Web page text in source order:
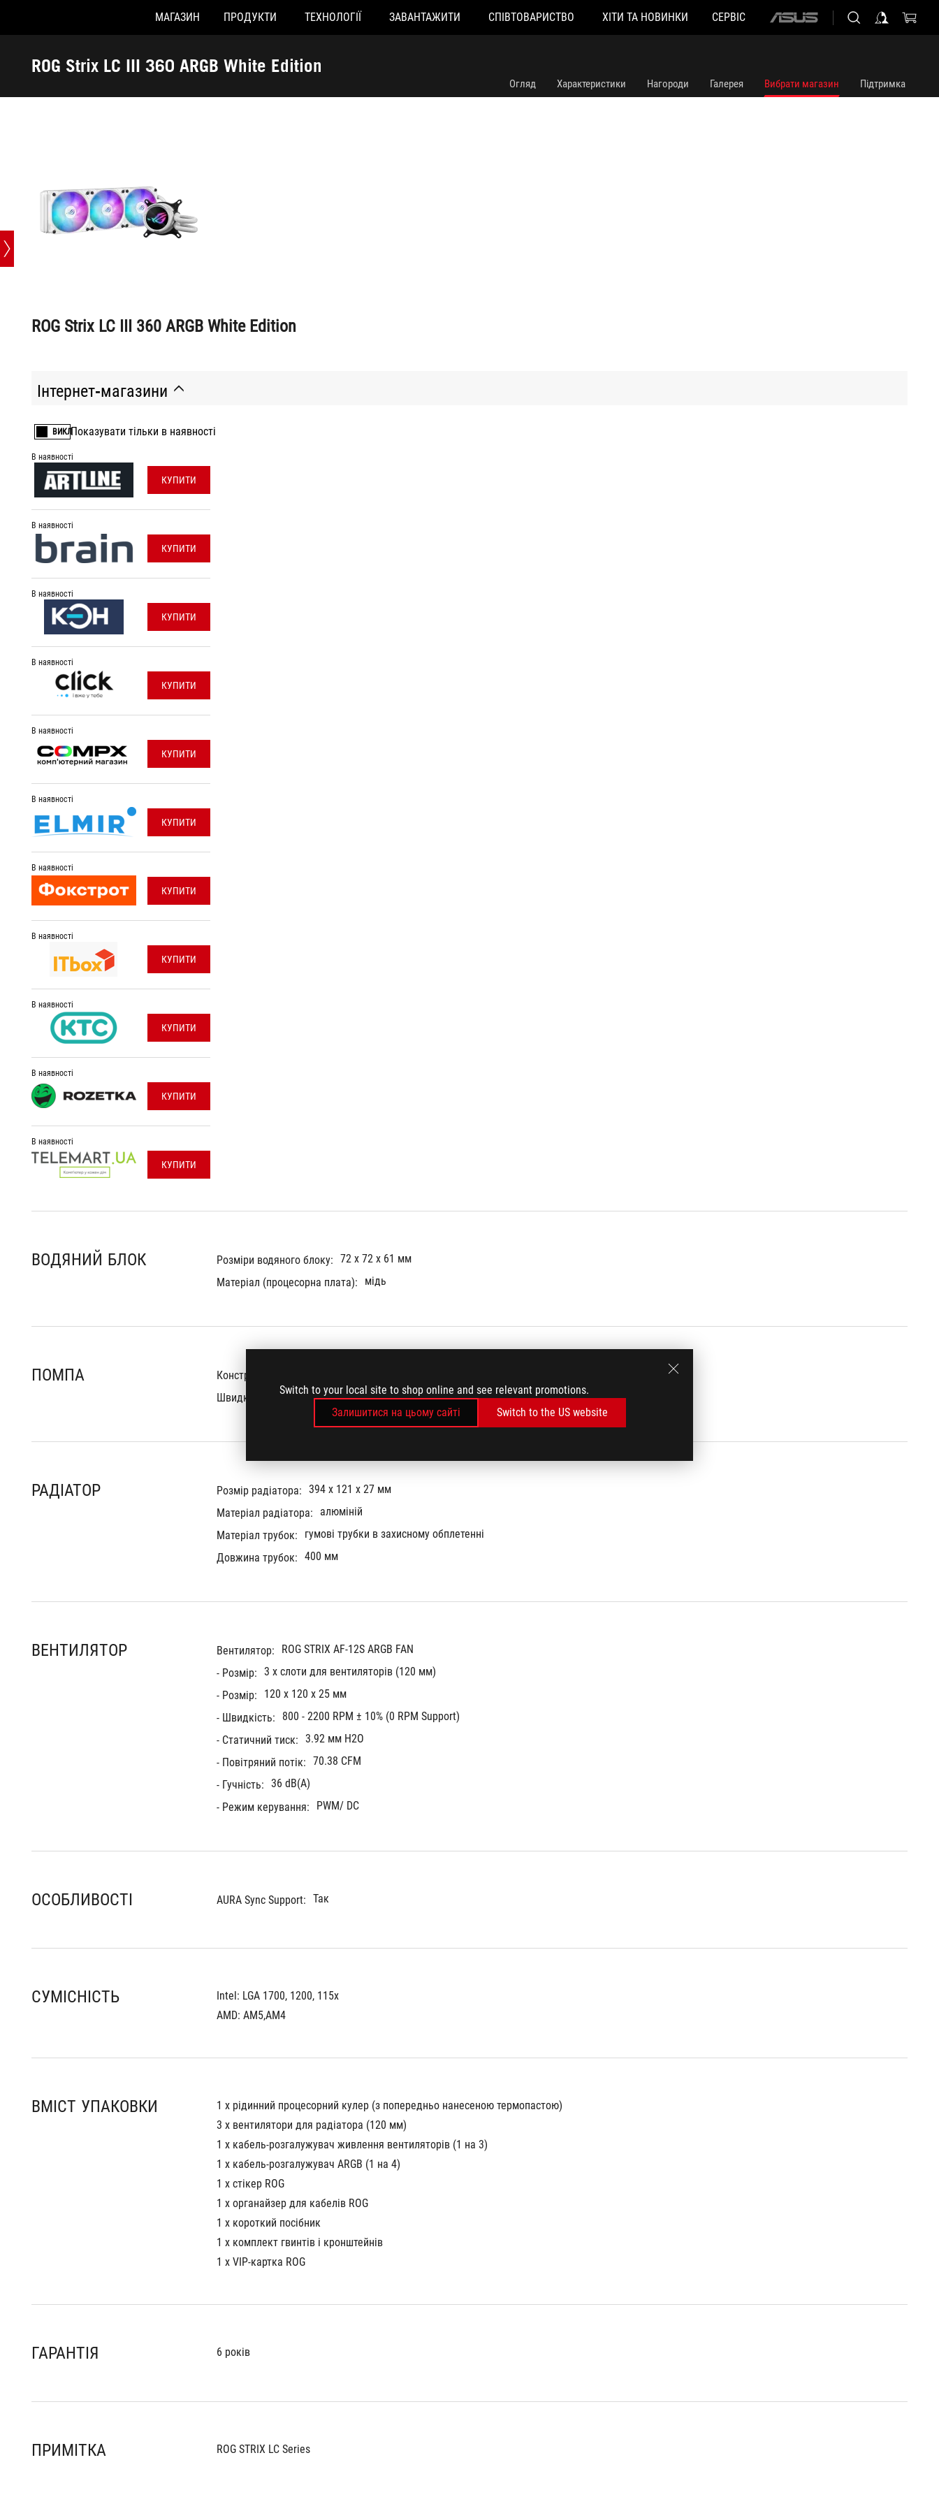
Switch to your local site to shop online and see relevant promotions.
Залишитися на цьому сайті
Switch to the US website
Accessibility links
МАГАЗИН ПРОДУКТИ ТЕХНОЛОГІЇ ЗАВАНТАЖИТИ СПІВТОВАРИСТВО ХІТИ ТА НОВИНКИ СЕРВІС
ASUS
ROG Strix LC III 360 ARGB White Edition
Огляд Характеристики Нагороди Галерея Вибрати магазин Підтримка
ROG Strix LC III 360 ARGB White Edition
Інтернет-магазини
ВИКЛПоказувати тільки в наявності
В наявності
КУПИТИ
В наявності
КУПИТИ
В наявності
КУПИТИ
В наявності
КУПИТИ
В наявності
КУПИТИ
В наявності
КУПИТИ
В наявності
КУПИТИ
В наявності
КУПИТИ
В наявності
КУПИТИ
В наявності
КУПИТИ
В наявності
КУПИТИ
ВОДЯНИЙ БЛОК Розміри водяного блоку: 72 x 72 x 61 мм
Матеріал (процесорна плата):
мідь
ПОМПА Конструкція:
Швидкість двигуна:
800 - 2,800 +/- 10% RPM
РАДІАТОР Розмір радіатора: 394 x 121 x 27 мм
Матеріал радіатора:
алюміній
Матеріал трубок:
гумові трубки в захисному обплетенні
Довжина трубок: 400 мм
ВЕНТИЛЯТОР Вентилятор:
ROG STRIX AF-12S ARGB FAN
- Розмір: 3 x слоти для вентиляторів (120 мм)
- Розмір:
120 x 120 x 25 мм
- Швидкість:
800 - 2200 RPM ± 10% (0 RPM Support)
- Статичний тиск: 3.92 мм H2O
- Повітряний потік: 70.38 CFM
- Гучність: 36 dB(A)
- Режим керування:
PWM/ DC
ОСОБЛИВОСТІ AURA Sync Support: Так
СУМІСНІСТЬ
Intel: LGA 1700, 1200, 115x
AMD: AM5,AM4
ВМІСТ УПАКОВКИ
1 x рідинний процесорний кулер (з попередньо нанесеною термопастою)
3 x вентилятори для радіатора (120 мм)
1 x кабель-розгалужувач живлення вентиляторів (1 на 3)
1 x кабель-розгалужувач ARGB (1 на 4)
1 x стікер ROG
1 x органайзер для кабелів ROG
1 x короткий посібник
1 x комплект гвинтів і кронштейнів
1 x VIP-картка ROG
ГАРАНТІЯ 6 років
ПРИМІТКА ROG STRIX LC Series
ROG Strix LC III 360 ARGB White Edition